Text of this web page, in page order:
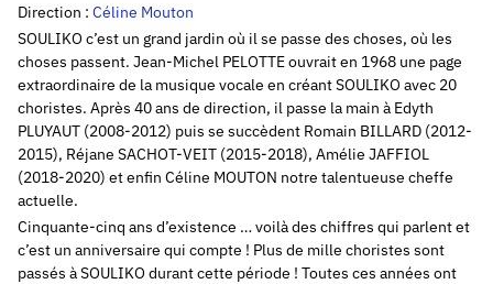
Direction : Céline Mouton
SOULIKO c’est un grand jardin où il se passe des choses, où les
choses passent. Jean-Michel PELOTTE ouvrait en 1968 une page
extraordinaire de la musique vocale en créant SOULIKO avec 20
choristes. Après 40 ans de direction, il passe la main à Edyth
PLUYAUT (2008-2012) puis se succèdent Romain BILLARD (2012-
2015), Réjane SACHOT-VEIT (2015-2018), Amélie JAFFIOL
(2018-2020) et enfin Céline MOUTON notre talentueuse cheffe
actuelle.
Cinquante-cinq ans d’existence … voilà des chiffres qui parlent et
c’est un anniversaire qui compte ! Plus de mille choristes sont
passés à SOULIKO durant cette période ! Toutes ces années ont